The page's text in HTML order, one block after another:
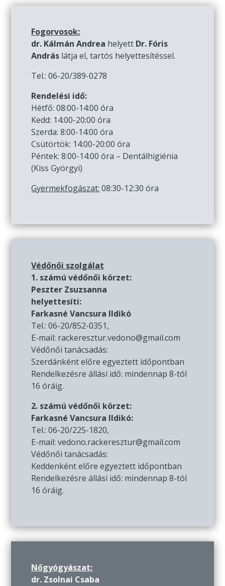
Fogorvosok:
dr. Kálmán Andrea helyett Dr. Fóris
András látja el, tartós helyettesítéssel.
Tel.: 06-20/389-0278
Rendelési idő:
Hétfő: 08:00-14:00 óra
Kedd: 14:00-20:00 óra
Szerda: 8:00-14:00 óra
Csütörtök: 14:00-20:00 óra
Péntek: 8:00-14:00 óra – Dentálhigiénia
(Kiss Györgyi)
Gyermekfogászat: 08:30-12:30 óra
Védőnői szolgálat
1. számú védőnői körzet:
Peszter Zsuzsanna
helyettesíti:
Farkasné Vancsura Ildikó
Tel.: 06-20/852-0351,
E-mail: rackeresztur.vedono@gmail.com
Védőnői tanácsadás:
Szerdánként előre egyeztett időpontban
Rendelkezésre állási idő: mindennap 8-tól
16 óráig.
2. számú védőnői körzet:
Farkasné Vancsura Ildikó:
Tel.: 06-20/225-1820,
E-mail: vedono.rackeresztur@gmail.com
Védőnői tanácsadás:
Keddenként előre egyeztett időpontban
Rendelkezésre állási idő: mindennap 8-tól
16 óráig.
Nőgyógyászat:
dr. Zsolnai Csaba